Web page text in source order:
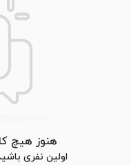
هنوز هیچ
اولین نفری